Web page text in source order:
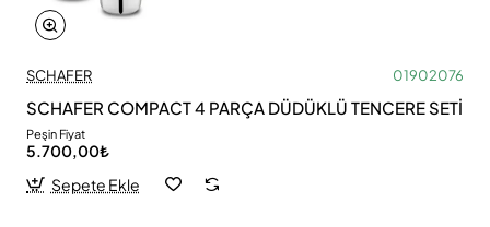
SCHAFER 01902076
SCHAFER COMPACT 4 PARÇA DÜDÜKLÜ TENCERE SETİ
Peşin Fiyat
5.700,00₺
Sepete Ekle